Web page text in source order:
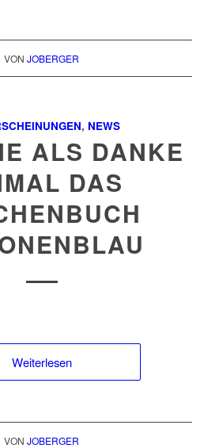
VONJOBERGER
, NEWS
ALS DANKE
DAS
Weiterlesen
VONJOBERGER